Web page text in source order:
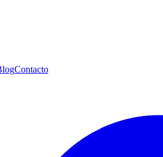
Contacto